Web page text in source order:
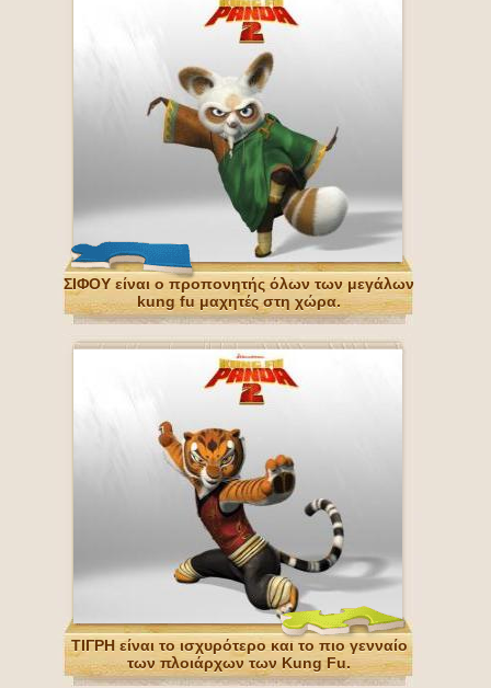
ΣΙΦΟΥ είναι ο προπονητής όλων των μεγάλων
kung fu μαχητές στη χώρα.
ΤΙΓΡΗ είναι το ισχυρότερο και το πιο γενναίο
των πλοιάρχων των Kung Fu.